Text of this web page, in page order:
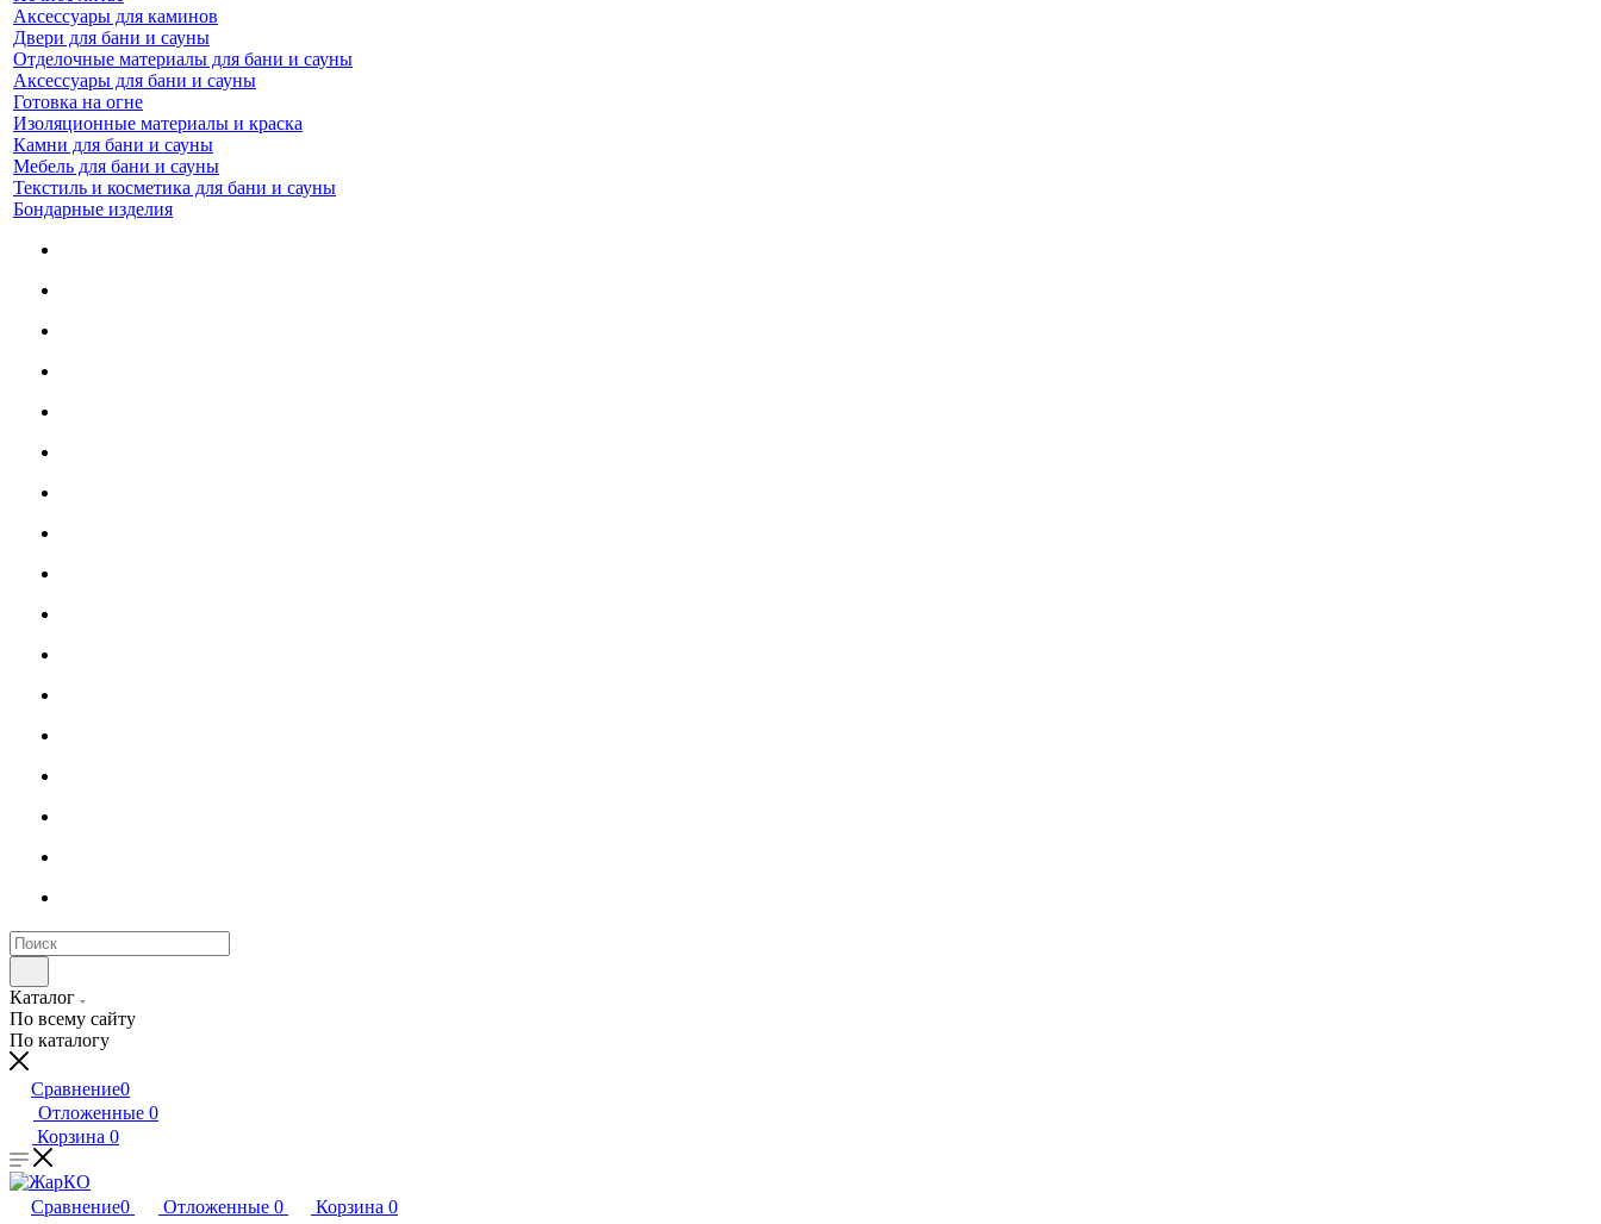
Аксессуары для каминов
Двери для бани и сауны
Отделочные материалы для бани и сауны
Аксессуары для бани и сауны
Готовка на огне
Изоляционные материалы и краска
Камни для бани и сауны
Мебель для бани и сауны
Текстиль и косметика для бани и сауны
Бондарные изделия
Каталог
По всему сайту
По каталогу
Сравнение0
Отложенные 0
Корзина 0
Сравнение0 Отложенные 0 Корзина 0